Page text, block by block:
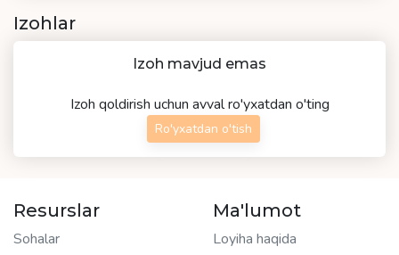
Izohlar
Izoh mavjud emas
Izoh qoldirish uchun avval ro'yxatdan o'ting
Ro'yxatdan o'tish
Resurslar
Sohalar
Ma'lumot
Loyiha haqida